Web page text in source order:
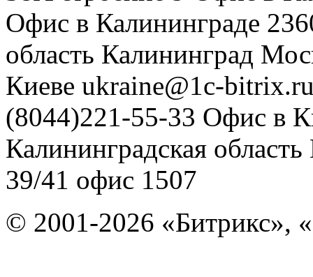
Офис в Калининграде
область Калининград
Киеве ukraine@1c-
(8044)221-55-33 Офис в
Калининградская область
39/41 офис 1507
© 2001-2026 «Битрикс»,